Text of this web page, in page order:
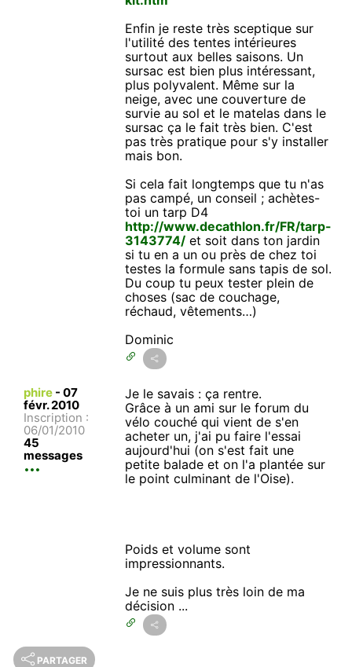
Enfin je reste très sceptique sur
l'utilité des tentes intérieures
surtout aux belles saisons. Un
sursac est bien plus intéressant,
plus polyvalent. Même sur la
neige, avec une couverture de
survie au sol et le matelas dans le
sursac ça le fait très bien. C'est
pas très pratique pour s'y installer
mais bon.
Si cela fait longtemps que tu n'as
pas campé, un conseil ; achètes-
toi un tarp D4
http://www.decathlon.fr/FR/tarp-
3143774/ et soit dans ton jardin
si tu en a un ou près de chez toi
testes la formule sans tapis de sol.
Du coup tu peux tester plein de
choses (sac de couchage,
réchaud, vêtements…)
Dominic
phire - 07
févr. 2010
Inscription :
06/01/2010
45
messages
Je le savais : ça rentre.
Grâce à un ami sur le forum du
vélo couché qui vient de s'en
acheter un, j'ai pu faire l'essai
aujourd'hui (on s'est fait une
petite balade et on l'a plantée sur
le point culminant de l'Oise).
Poids et volume sont
impressionnants.
Je ne suis plus très loin de ma
décision ...
PARTAGER